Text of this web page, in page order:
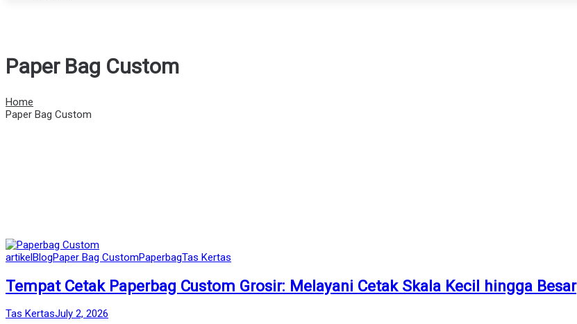
Paper Bag Custom
Home
Paper Bag Custom
Posted
artikelBlogPaper Bag CustomPaperbagTas Kertas
Tempat Cetak Paperbag Custom Grosir: Melayani Cetak Skala Kecil hingga Besar
by
Tas KertasPosted
July 2, 2026